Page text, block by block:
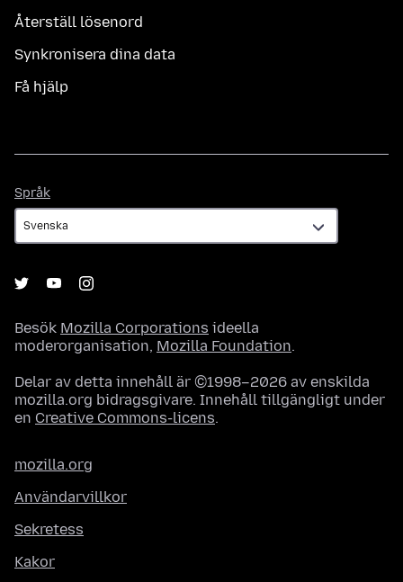
Återställ lösenord
Synkronisera dina data
Få hjälp
Språk
Besök Mozilla Corporations ideella
moderorganisation, Mozilla Foundation.
Delar av detta innehåll är ©1998–2026 av enskilda
mozilla.org bidragsgivare. Innehåll tillgängligt under
en Creative Commons-licens.
mozilla.org
Användarvillkor
Sekretess
Kakor